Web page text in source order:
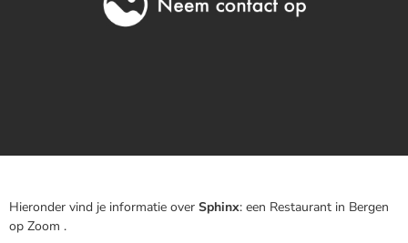
Hieronder vind je informatie over Sphinx: een Restaurant in Bergen
op Zoom .